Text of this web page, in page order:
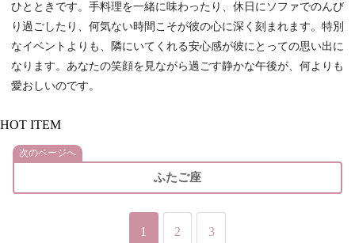
ひとときです。手料理を一緒に味わったり、休日にソファでのんび
り過ごしたり、何気ない時間こそが彼の心に深く刻まれます。特別
なイベントよりも、隣にいてくれる安心感が彼にとっての思い出に
なります。あなたの笑顔を見ながら過ごす静かな午後が、何よりも
愛おしいのです。
HOT ITEM
次のページへ
ふたご座
1 2 3